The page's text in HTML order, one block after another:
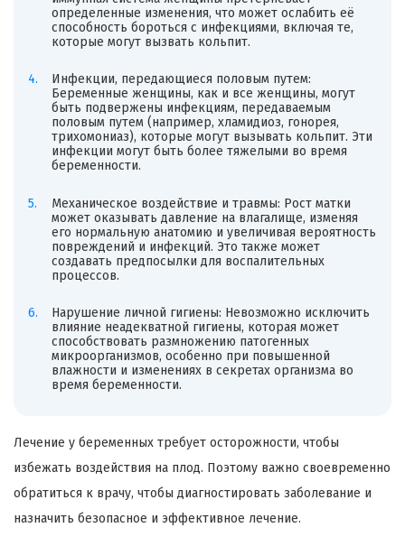
определенные изменения, что может ослабить её
способность бороться с инфекциями, включая те,
которые могут вызвать кольпит.
Инфекции, передающиеся половым путем:
Беременные женщины, как и все женщины, могут
быть подвержены инфекциям, передаваемым
половым путем (например, хламидиоз, гонорея,
трихомониаз), которые могут вызывать кольпит. Эти
инфекции могут быть более тяжелыми во время
беременности.
Механическое воздействие и травмы: Рост матки
может оказывать давление на влагалище, изменяя
его нормальную анатомию и увеличивая вероятность
повреждений и инфекций. Это также может
создавать предпосылки для воспалительных
процессов.
Нарушение личной гигиены: Невозможно исключить
влияние неадекватной гигиены, которая может
способствовать размножению патогенных
микроорганизмов, особенно при повышенной
влажности и изменениях в секретах организма во
время беременности.
Лечение у беременных требует осторожности, чтобы
избежать воздействия на плод. Поэтому важно своевременно
обратиться к врачу, чтобы диагностировать заболевание и
назначить безопасное и эффективное лечение.